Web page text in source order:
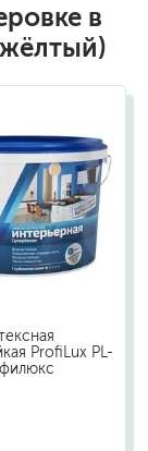
в
ProfiLux PL-